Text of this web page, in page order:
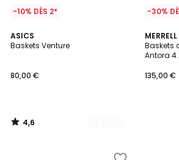
-10% DÈS 2*
ASICS
Baskets Venture
80,00 €
4,6
/ 5
2
Couleurs
4,6
/
-30%
MERRELL
Baskets
Antora 4
135,00 €